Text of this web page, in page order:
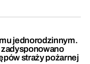
jednorodzinnym.
zadysponowano
straży pożarnej